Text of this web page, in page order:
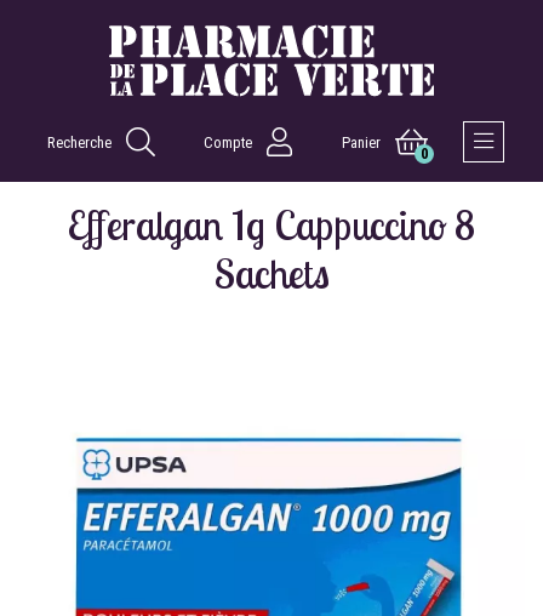
Recherche Compte Panier
0
Efferalgan 1g Cappuccino 8
Sachets